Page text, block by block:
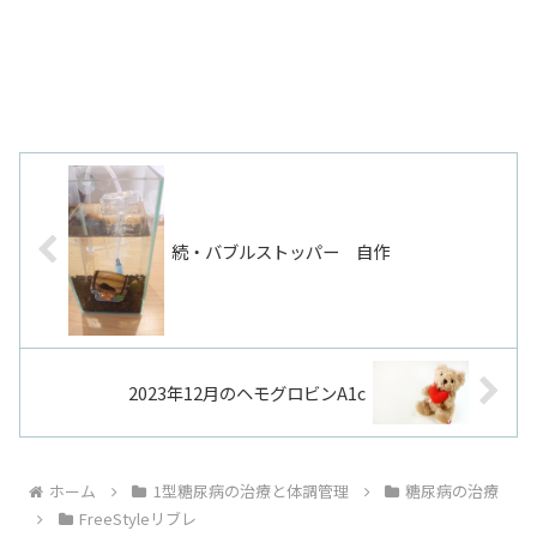
続・バブルストッパー 自作
2023年12月のヘモグロビンA1c
ホーム 1型糖尿病の治療と体調管理
糖尿病の治療
FreeStyleリブレ